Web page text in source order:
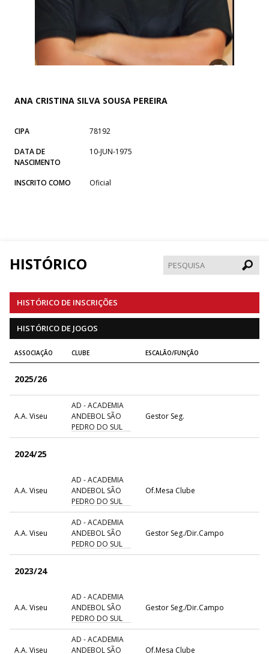
ANA CRISTINA SILVA SOUSA PEREIRA
CIPA
78192
DATA DE
NASCIMENTO
10-JUN-1975
INSCRITO COMO Oficial
HISTÓRICO
HISTÓRICO DE INSCRIÇÕES
HISTÓRICO DE JOGOS
ASSOCIAÇÃO CLUBE ESCALÃO/FUNÇÃO
2025/26
A.A. Viseu
AD - ACADEMIA
ANDEBOL SÃO
PEDRO DO SUL
Gestor Seg.
2024/25
A.A. Viseu
AD - ACADEMIA
ANDEBOL SÃO
PEDRO DO SUL
Of.Mesa Clube
A.A. Viseu
AD - ACADEMIA
ANDEBOL SÃO
PEDRO DO SUL
Gestor Seg./Dir.Campo
2023/24
A.A. Viseu
AD - ACADEMIA
ANDEBOL SÃO
PEDRO DO SUL
Gestor Seg./Dir.Campo
A.A. Viseu
AD - ACADEMIA
ANDEBOL SÃO
Of.Mesa Clube